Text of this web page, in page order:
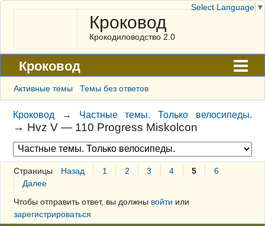
Кроковод
Крокодиловодство 2.0
Кроковод
Форум
Архив
ГАЛЕРЕЯ
Правила
Поиск
Регистрация
Вход
Активные темы Темы без ответов
Кроковод → Частные темы. Только велосипеды.
→ Hvz V — 110 Progress Miskolcon
Страницы Назад 1 2 3 4 5
6
Далее
Чтобы отправить ответ, вы должны войти или
зарегистрироваться
Select Language ▼